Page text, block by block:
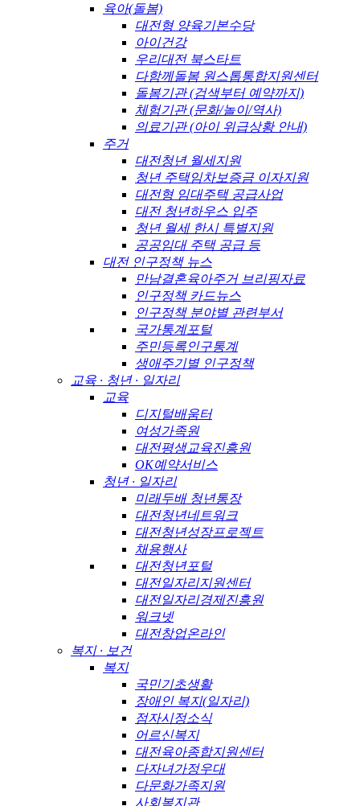
육아(돌봄)
대전형 양육기본수당
아이건강
우리대전 북스타트
다함께돌봄 원스톱통합지원센터
돌봄기관 (검색부터 예약까지)
체험기관 (문화/놀이/역사)
의료기관 (아이 위급상황 안내)
주거
대전청년 월세지원
청년 주택임차보증금 이자지원
대전형 임대주택 공급사업
대전 청년하우스 입주
청년 월세 한시 특별지원
공공임대 주택 공급 등
대전 인구정책 뉴스
만남결혼육아주거 브리핑자료
인구정책 카드뉴스
인구정책 분야별 관련부서
국가통계포털
주민등록인구통계
생애주기별 인구정책
교육 · 청년 · 일자리
교육
디지털배움터
여성가족원
대전평생교육진흥원
OK예약서비스
청년 · 일자리
미래두배 청년통장
대전청년네트워크
대전청년성장프로젝트
채용행사
대전청년포털
대전일자리지원센터
대전일자리경제진흥원
워크넷
대전창업온라인
복지 · 보건
복지
국민기초생활
장애인 복지(일자리)
점자시정소식
어르신복지
대전육아종합지원센터
다자녀가정우대
다문화가족지원
사회복지관